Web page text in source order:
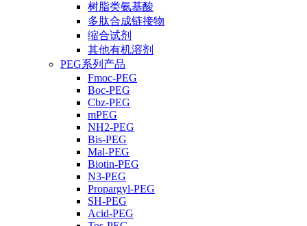
树脂类氨基酸
多肽合成链接物
缩合试剂
其他有机溶剂
PEG系列产品
Fmoc-PEG
Boc-PEG
Cbz-PEG
mPEG
NH2-PEG
Bis-PEG
Mal-PEG
Biotin-PEG
N3-PEG
Propargyl-PEG
SH-PEG
Acid-PEG